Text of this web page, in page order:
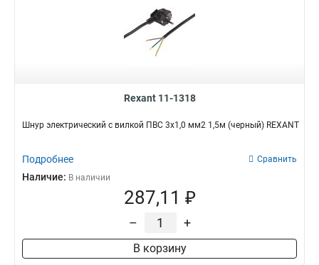
Rexant 11-1318
Шнур электрический с вилкой ПВС 3х1,0 мм2 1,5м (черный) REXANT
Подробнее Сравнить
Наличие: В наличии
287,11 ₽
– +
В корзину